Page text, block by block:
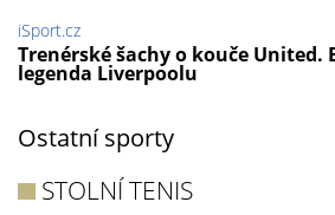
iSport.cz
Trenérské šachy o kouče United.
legenda Liverpoolu
Ostatní sporty
STOLNÍ TENIS